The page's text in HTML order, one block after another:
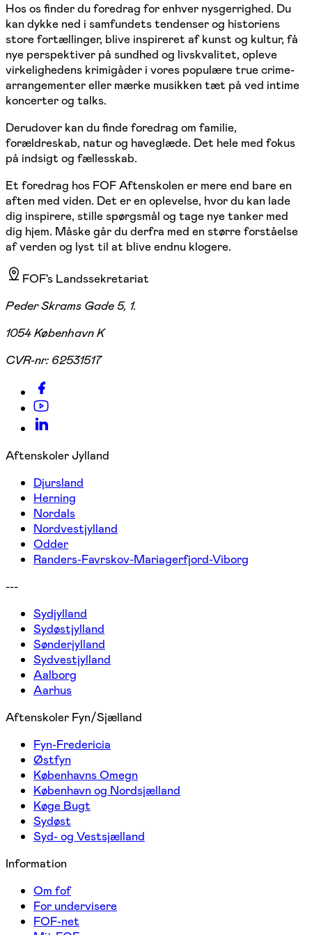
Hos os finder du foredrag for enhver nysgerrighed. Du
kan dykke ned i samfundets tendenser og historiens
store fortællinger, blive inspireret af kunst og kultur, få
nye perspektiver på sundhed og livskvalitet, opleve
virkelighedens krimigåder i vores populære true crime-
arrangementer eller mærke musikken tæt på ved intime
koncerter og talks.
Derudover kan du finde foredrag om familie,
forældreskab, natur og haveglæde. Det hele med fokus
på indsigt og fællesskab.
Et foredrag hos FOF Aftenskolen er mere end bare en
aften med viden. Det er en oplevelse, hvor du kan lade
dig inspirere, stille spørgsmål og tage nye tanker med
dig hjem. Måske går du derfra med en større forståelse
af verden og lyst til at blive endnu klogere.
FOF's Landssekretariat
Peder Skrams Gade 5, 1.
1054 København K
CVR-nr: 62531517
Aftenskoler Jylland
Djursland
Herning
Nordals
Nordvestjylland
Odder
Randers-Favrskov-Mariagerfjord-Viborg
---
Sydjylland
Sydøstjylland
Sønderjylland
Sydvestjylland
Aalborg
Aarhus
Aftenskoler Fyn/Sjælland
Fyn-Fredericia
Østfyn
Københavns Omegn
København og Nordsjælland
Køge Bugt
Sydøst
Syd- og Vestsjælland
Information
Om fof
For undervisere
FOF-net